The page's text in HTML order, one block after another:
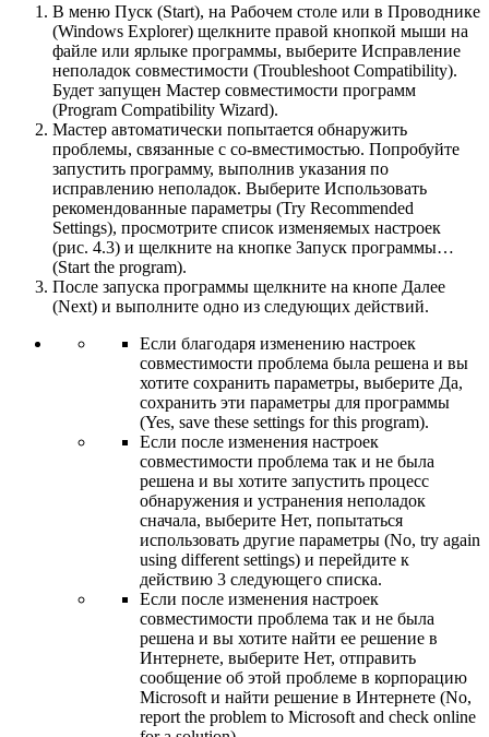
В меню Пуск (Start), на Рабочем столе или в Проводнике
(Windows Explorer) щелкните правой кнопкой мыши на
файле или ярлыке программы, выберите Исправление
неполадок совместимости (Troubleshoot Compatibility).
Будет запущен Мастер совместимости программ
(Program Compatibility Wizard).
Мастер автоматически попытается обнаружить
проблемы, связанные с со-вместимостью. Попробуйте
запустить программу, выполнив указания по
исправлению неполадок. Выберите Использовать
рекомендованные параметры (Try Recommended
Settings), просмотрите список изменяемых настроек
(рис. 4.3) и щелкните на кнопке Запуск программы…
(Start the program).
После запуска программы щелкните на кнопе Далее
(Next) и выполните одно из следующих действий.
Если благодаря изменению настроек
совместимости проблема была решена и вы
хотите сохранить параметры, выберите Да,
сохранить эти параметры для программы
(Yes, save these settings for this program).
Если после изменения настроек
совместимости проблема так и не была
решена и вы хотите запустить процесс
обнаружения и устранения неполадок
сначала, выберите Нет, попытаться
использовать другие параметры (No, try again
using different settings) и перейдите к
действию 3 следующего списка.
Если после изменения настроек
совместимости проблема так и не была
решена и вы хотите найти ее решение в
Интернете, выберите Нет, отправить
сообщение об этой проблеме в корпорацию
Microsoft и найти решение в Интернете (No,
report the problem to Microsoft and check online